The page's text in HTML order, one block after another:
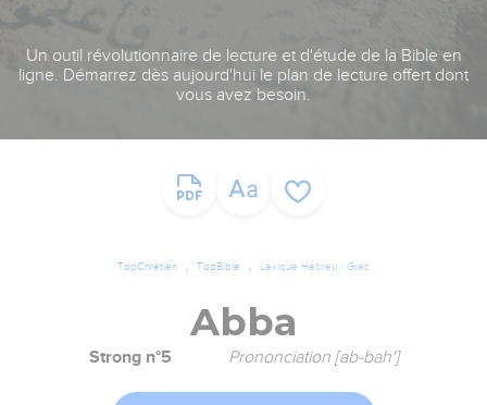
Un outil révolutionnaire de lecture et d'étude de la Bible en
ligne. Démarrez dès aujourd'hui le plan de lecture offert dont
vous avez besoin.
TopChrétien TopBible Lexique Hébreu / Grec
Abba
Strong n°5 Prononciation [ab-bah']